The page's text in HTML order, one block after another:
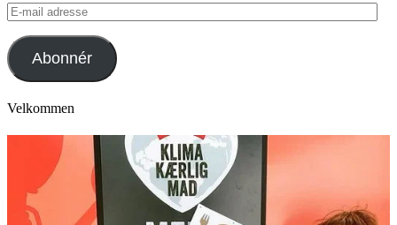
E-
mail
adresse
Abonnér
Velkommen